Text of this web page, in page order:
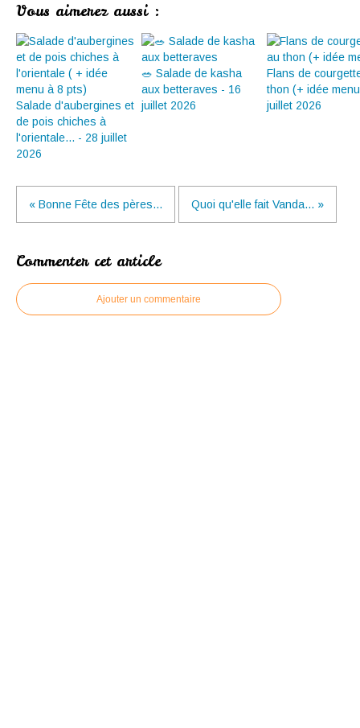
Vous aimerez aussi :
Salade d'aubergines et
de pois chiches à
l'orientale... - 28 juillet
2026
🥗 Salade de kasha
aux betteraves - 16
juillet 2026
Flans de
thon (+ idée
juillet 2026
« Bonne Fête des pères... Quoi qu'elle fait Vanda... »
Commenter cet article
Ajouter un commentaire